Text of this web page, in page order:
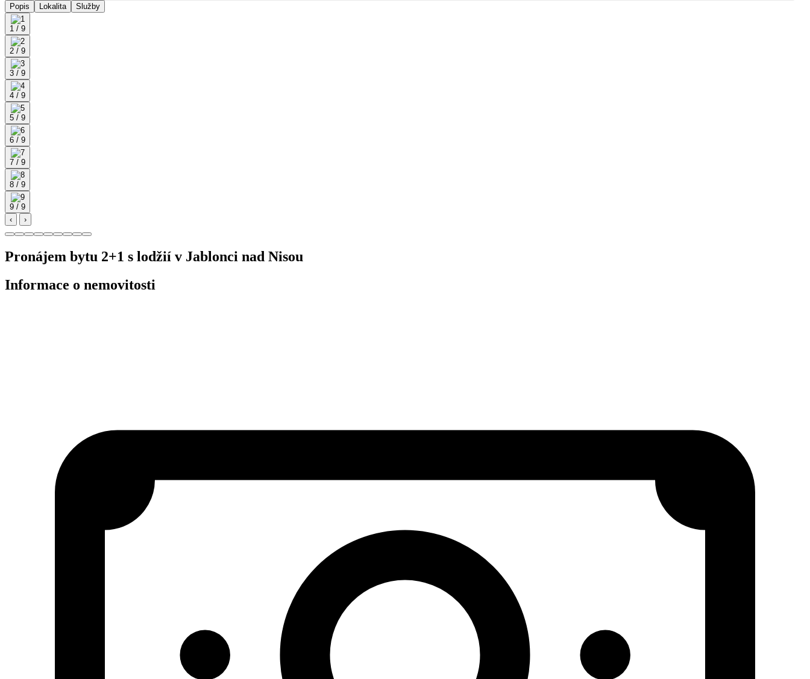
Popis
Lokalita Služby
1 / 9
2 / 9
3 / 9
4 / 9
5 / 9
6 / 9
7 / 9
8 / 9
9 / 9
‹
›
Pronájem bytu 2+1 s lodžií v Jablonci nad Nisou
Informace o nemovitosti